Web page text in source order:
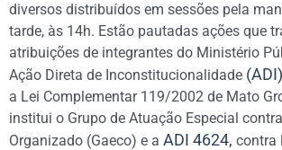
diversos distribuídos em sessões pela
tarde, às 14h. Estão pautadas ações que
atribuições de integrantes do Ministério
Ação Direta de Inconstitucionalidade
a Lei Complementar 119/2002 de Mato
institui o Grupo de Atuação Especial
Organizado (Gaeco) e a ADI 4624, contra